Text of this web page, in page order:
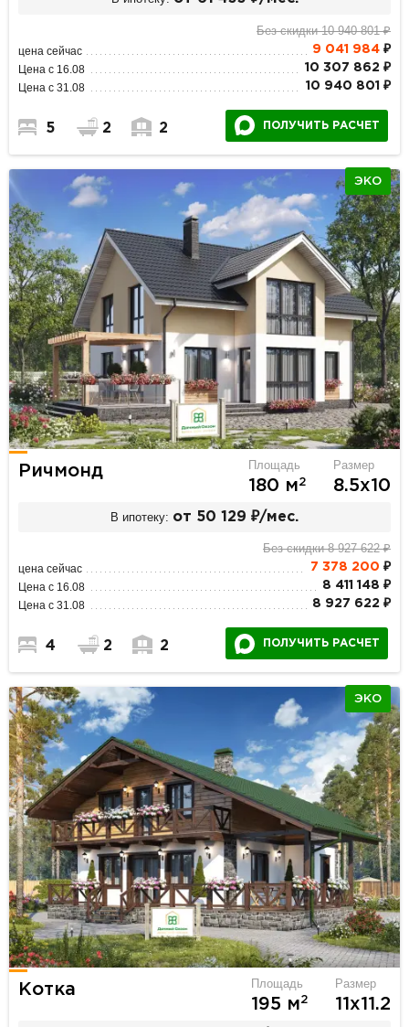
Без скидки 10 940 801 ₽
цена сейчас 9 041 984₽
Цена с 16.08 10 307 862 ₽
Цена с 31.08 10 940 801 ₽
5 2 2 ПОЛУЧИТЬ РАСЧЕТ
ЭКО
Ричмонд Площадь
180 м2
Размер
8.5х10
В ипотеку: от 50 129 ₽/мес.
Без скидки 8 927 622 ₽
цена сейчас 7 378 200 ₽
Цена с 16.08 8 411 148 ₽
Цена с 31.08 8 927 622 ₽
4 2 2 ПОЛУЧИТЬ РАСЧЕТ
ЭКО
Котка Площадь
195 м2
Размер
11х11.2